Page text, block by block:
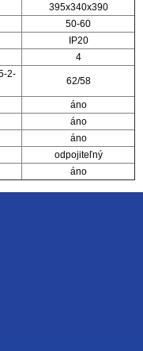
395x340x390
50-60
IP20
4
2-
62/58
áno
áno
áno
odpojiteľný
áno